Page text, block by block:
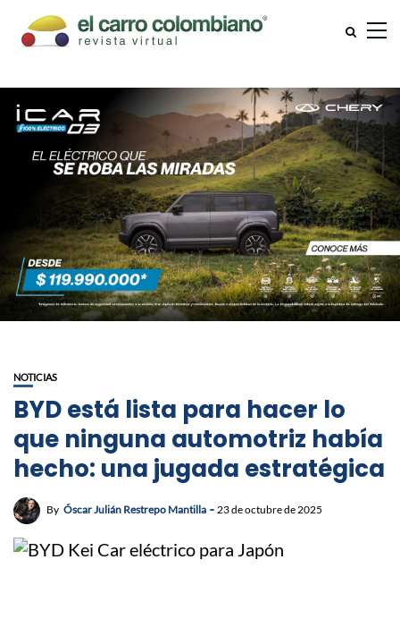
NOTICIAS
BYD está lista para hacer lo
que ninguna automotriz había
hecho: una jugada estratégica
By Óscar Julián Restrepo Mantilla 23 de octubre de 2025